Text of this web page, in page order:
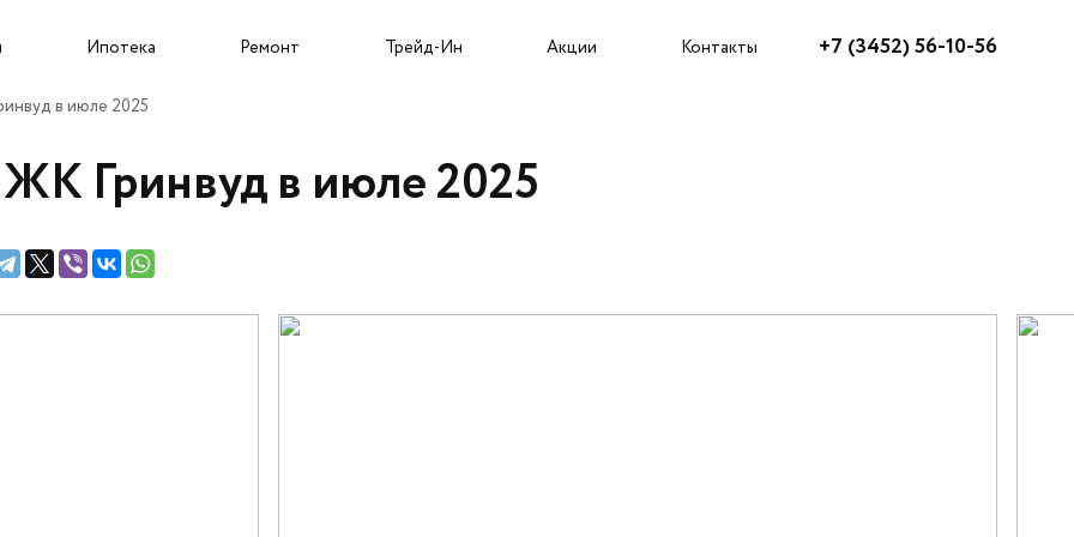
Ипотека Ремонт Трейд-Ин Акции Контакты +7 (3452) 56-10-56
Собственникам и новоселам Агентам
Трейд-Ин
в июле 2025
ЖК Гринвуд в июле 2025